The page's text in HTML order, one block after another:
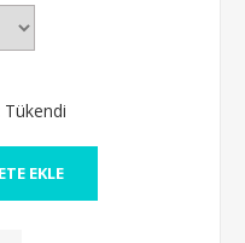
Tükendi